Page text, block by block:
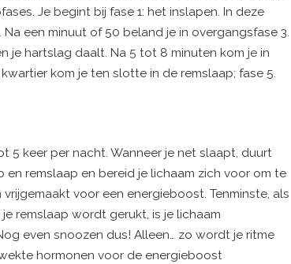
Je begint bij fase 1: het inslapen. In deze
een minuut of 50 beland je in overgangsfase 3.
je hartslag daalt. Na 5 tot 8 minuten kom je in
kom je ten slotte in de remslaap; fase 5.
5 keer per nacht. Wanneer je net slaapt, duurt
remslaap en bereid je lichaam zich voor om te
voor een energieboost. Tenminste, als
remslaap wordt gerukt, is je lichaam
even snoozen dus! Alleen… zo wordt je ritme
hormonen voor de energieboost